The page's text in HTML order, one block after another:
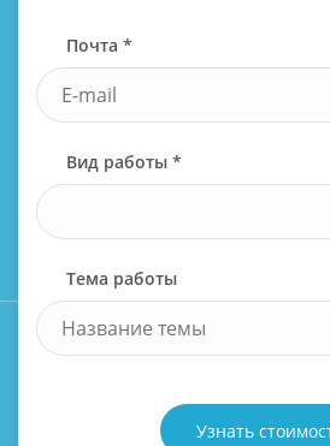
Почта *
Вид работы *
Тема работы
Узнать